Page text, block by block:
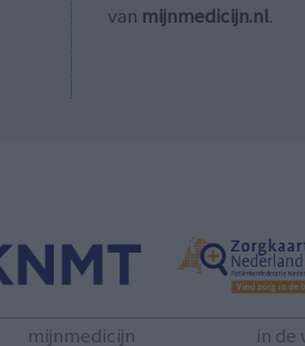
van mijnmedicijn.nl.
mijnmedicijn in de